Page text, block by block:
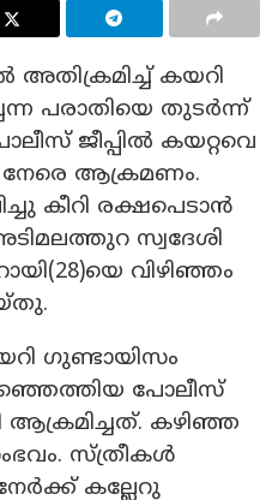
അതിക്രമിച്ച് കയറി
പരാതിയെ തുടർന്ന്
ജീപ്പിൽ കയറ്റവെ
ആക്രമണം.
കീറി രക്ഷപെടാൻ
സ്വദേശി
വിഴിഞ്ഞം
ഗുണ്ടായിസം
പോലീസ്
കഴിഞ്ഞ
സ്ത്രീകൾ
കല്ലേറു